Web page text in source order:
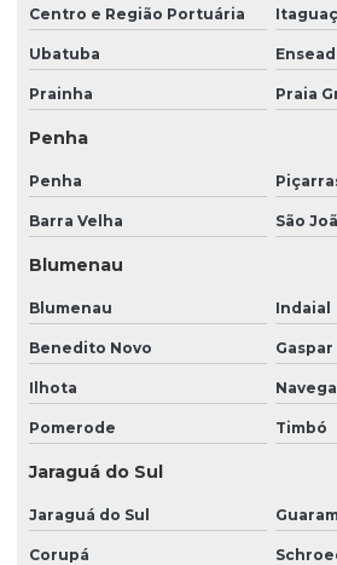
Empresas de terceirização de portaria e
Empresas terceirizadas de limpeza
Empresas terceirizadas de limpeza e
Empresas terceirizadas de limpeza e
Empresas terceirizadas de portaria e
Imagens de monitoramento
Imagens de monitoramento por câmeras
Limpeza condomínios escritórios
Limpeza de condomínios preços
Limpeza e conservação de ambientes
Limpeza e conservação de condomínios
Limpeza e portaria
Centro e Região Portuária
Ubatuba
Prainha Praia
Penha
Penha
Barra Velha São
Blumenau
Blumenau Indaial
Benedito Novo Gaspar
Ilhota
Pomerode Timbó
Jaraguá do Sul
Jaraguá do Sul
Corupá